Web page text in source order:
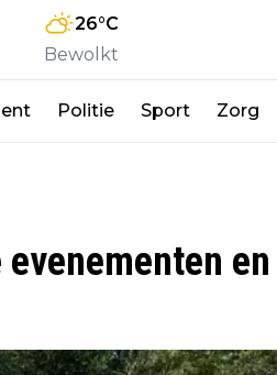
26°C
Bewolkt
Politie Sport Zorg